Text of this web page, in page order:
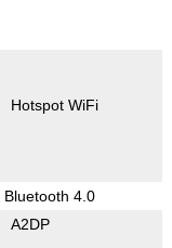
Hotspot WiFi
Bluetooth 4.0
A2DP